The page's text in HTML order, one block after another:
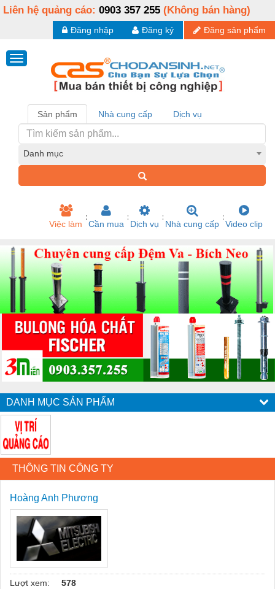
Liên hệ quảng cáo: 0903 357 255 (Không bán hàng)
Đăng sản phẩm
Đăng ký
Đăng nhập
Sản phẩm Nhà cung cấp Dịch vụ
Danh mục
Việc làm Cần mua Dịch vụ Nhà cung cấp Video clip
DANH MỤC SẢN PHẨM
THÔNG TIN CÔNG TY
Hoàng Anh Phương
Lượt xem:
578